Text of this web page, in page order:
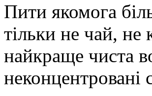
Пити якомога
тільки не чай, не
найкраще чиста
неконцентровані